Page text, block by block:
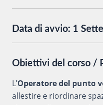
Data di avvio: 1
Obiettivi del corso /
L’Operatore del punto
allestire e riordinare